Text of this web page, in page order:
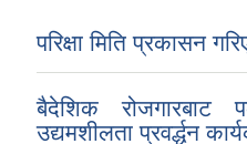
परिक्षा मिति प्रकासन
बैदेशिक रोजगारबाट
उद्यमशीलता प्रवर्द्धन